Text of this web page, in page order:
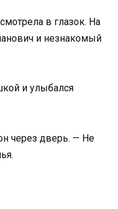
в глазок. На
и незнакомый
и улыбался
через дверь. — Не